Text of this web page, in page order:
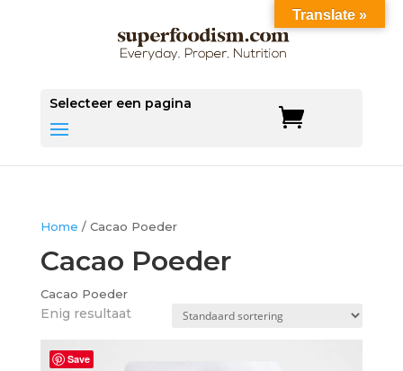
Selecteer een pagina
Home / Cacao Poeder
Cacao Poeder
Cacao Poeder
Enig resultaat
Save
Translate »